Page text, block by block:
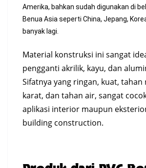
Amerika, bahkan sudah digunakan di
Benua Asia seperti China, Jepang,
banyak lagi.
Material konstruksi ini sangat
pengganti akrilik, kayu, dan
Sifatnya yang ringan, kuat, tahan
karat, dan tahan air, sangat
aplikasi interior maupun
building construction.